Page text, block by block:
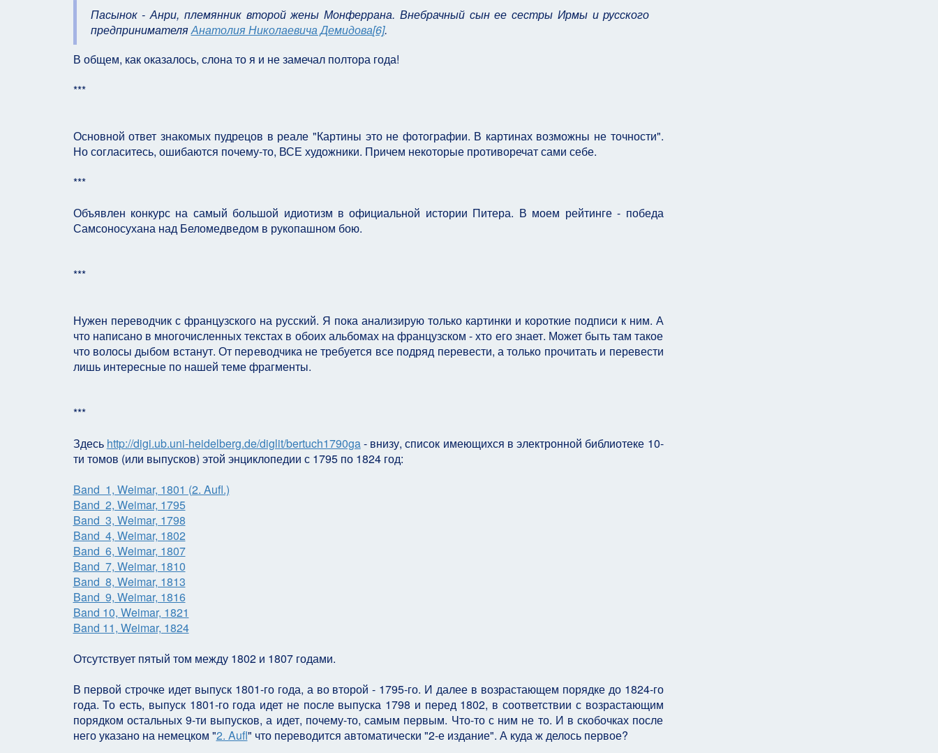
Пасынок - Анри, племянник второй жены Монферрана. Внебрачный сын ее сестры Ирмы и русского
предпринимателяАнатолия Николаевича Демидова[6].
В общем, как оказалось, слона то я и не замечал полтора года!
***
Основной ответ знакомых пудрецов в реале "Картины это не фотографии. В картинах возможны не точности".
Но согласитесь, ошибаются почему-то, ВСЕ художники. Причем некоторые противоречат сами себе.
***
Объявлен конкурс на самый большой идиотизм в официальной истории Питера. В моем рейтинге - победа
Самсоносухана над Беломедведом в рукопашном бою.
***
Нужен переводчик с французского на русский. Я пока анализирую только картинки и короткие подписи к ним. А
что написано в многочисленных текстах в обоих альбомах на французском - хто его знает. Может быть там такое
что волосы дыбом встанут. От переводчика не требуется все подряд перевести, а только прочитать и перевести
лишь интересные по нашей теме фрагменты.
***
Здесь http://digi.ub.uni-heidelberg.de/diglit/bertuch1790ga- внизу, список имеющихся в электронной библиотеке 10-
ти томов (или выпусков) этой энциклопедии с 1795 по 1824 год:
Band 1, Weimar, 1801 (2. Aufl.)
Band 2, Weimar, 1795
Band 3, Weimar, 1798
Band 4, Weimar, 1802
Band 6, Weimar, 1807
Band 7, Weimar, 1810
Band 8, Weimar, 1813
Band 9, Weimar, 1816
Band 10, Weimar, 1821
Band 11, Weimar, 1824
Отсутствует пятый том между 1802 и 1807 годами.
В первой строчке идет выпуск 1801-го года, а во второй - 1795-го. И далее в возрастающем порядке до 1824-го
года. То есть, выпуск 1801-го года идет не после выпуска 1798 и перед 1802, в соответствии с возрастающим
порядком остальных 9-ти выпусков, а идет, почему-то, самым первым. Что-то с ним не то. И в скобочках после
него указано на немецком "2. Aufl" что переводится автоматически "2-е издание". А куда ж делось первое?